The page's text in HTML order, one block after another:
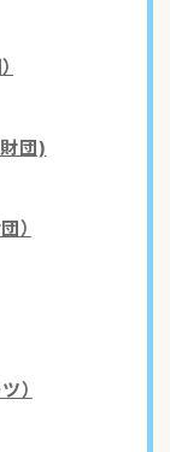
団)
）
）